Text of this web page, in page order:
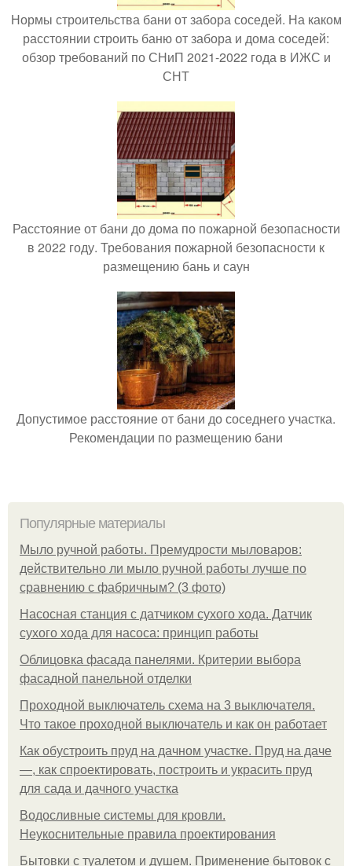
Нормы строительства бани от забора соседей. На каком
расстоянии строить баню от забора и дома соседей:
обзор требований по СНиП 2021-2022 года в ИЖС и
СНТ
Расстояние от бани до дома по пожарной безопасности
в 2022 году. Требования пожарной безопасности к
размещению бань и саун
Допустимое расстояние от бани до соседнего участка.
Рекомендации по размещению бани
Популярные материалы
Мыло ручной работы. Премудрости мыловаров:
действительно ли мыло ручной работы лучше по
сравнению с фабричным? (3 фото)
Насосная станция с датчиком сухого хода. Датчик
сухого хода для насоса: принцип работы
Облицовка фасада панелями. Критерии выбора
фасадной панельной отделки
Проходной выключатель схема на 3 выключателя.
Что такое проходной выключатель и как он работает
Как обустроить пруд на дачном участке. Пруд на даче
—, как спроектировать, построить и украсить пруд
для сада и дачного участка
Водосливные системы для кровли.
Неукоснительные правила проектирования
Бытовки с туалетом и душем. Применение бытовок с